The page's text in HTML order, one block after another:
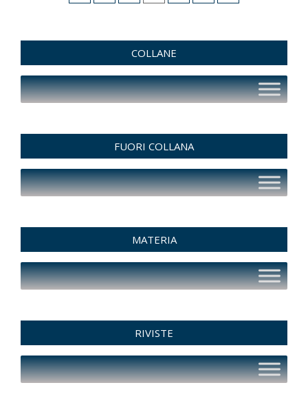
COLLANE
FUORI COLLANA
MATERIA
RIVISTE